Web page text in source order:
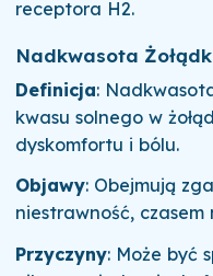
receptora H2.
Nadkwasota
Definicja:
kwasu solnego w
dyskomfortu i bólu.
Objawy: Obejmują
niestrawność,
Przyczyny: Może być